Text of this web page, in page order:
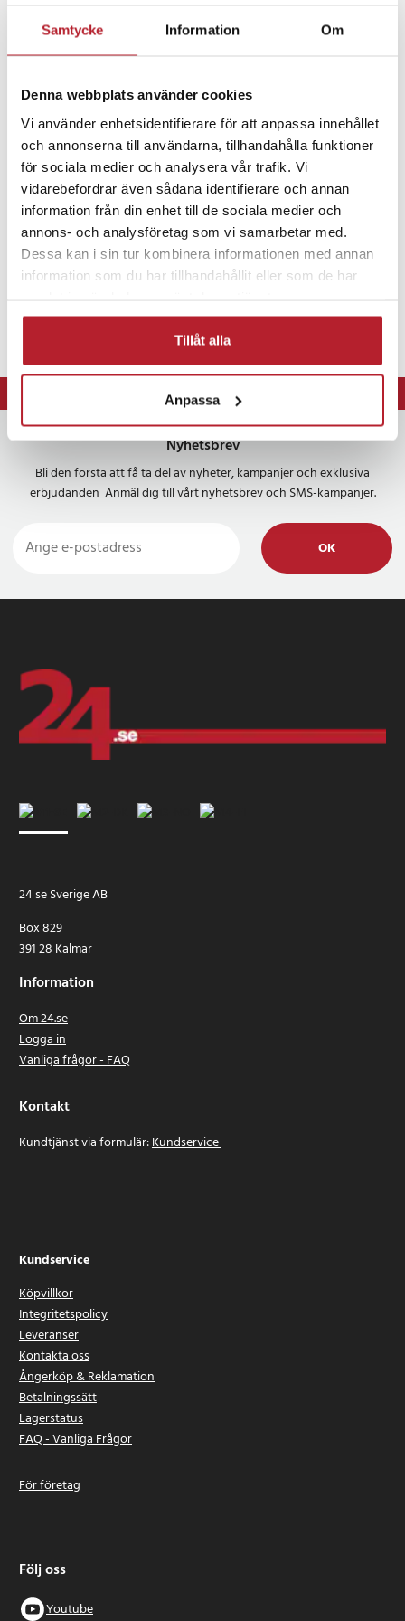
Samtycke Information Om
Denna webbplats använder cookies
Vi använder enhetsidentifierare för att anpassa innehållet
och annonserna till användarna, tillhandahålla funktioner
för sociala medier och analysera vår trafik. Vi
vidarebefordrar även sådana identifierare och annan
information från din enhet till de sociala medier och
annons- och analysföretag som vi samarbetar med.
Dessa kan i sin tur kombinera informationen med annan
information som du har tillhandahållit eller som de har
Tillåt alla
Anpassa
Hem & Trädgård Resetillbehör
Resväskor & tillbehör
⭐ 365 dagars öppet köp
Nyhetsbrev
Bli den första att få ta del av nyheter, kampanjer och exklusiva
erbjudanden Anmäl dig till vårt nyhetsbrev och SMS-kampanjer.
OK
24 se Sverige AB
Box 829
391 28 Kalmar
Information
Om 24.se
Logga in
Vanliga frågor - FAQ
Kontakt
Kundtjänst via formulär:Kundservice
Kundservice
Köpvillkor
Integritetspolicy
Leveranser
Kontakta oss
Ångerköp & Reklamation
Betalningssätt
Lagerstatus
FAQ - Vanliga Frågor
För företag
Följ oss
Youtube